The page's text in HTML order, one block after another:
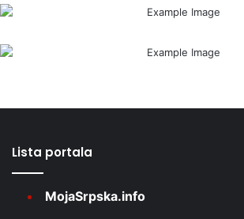
Lista portala
MojaSrpska.info